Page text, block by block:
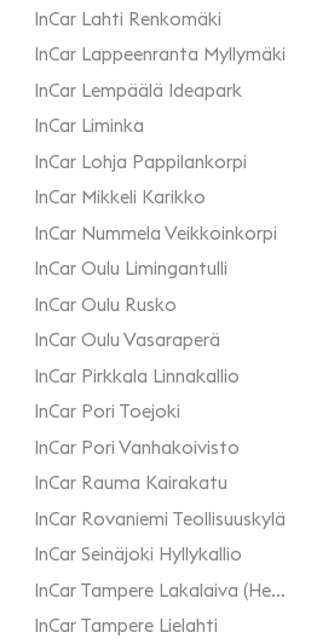
InCar Lahti Renkomäki
InCar Lappeenranta Myllymäki
InCar Lempäälä Ideapark
InCar Liminka
InCar Lohja Pappilankorpi
InCar Mikkeli Karikko
InCar Nummela Veikkoinkorpi
InCar Oulu Limingantulli
InCar Oulu Rusko
InCar Oulu Vasaraperä
InCar Pirkkala Linnakallio
InCar Pori Toejoki
InCar Pori Vanhakoivisto
InCar Rauma Kairakatu
InCar Rovaniemi Teollisuuskylä
InCar Seinäjoki Hyllykallio
InCar Tampere Lakalaiva (Hedin Automotive)
InCar Tampere Lielahti